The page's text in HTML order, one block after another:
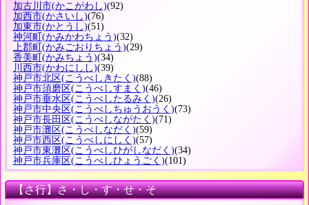
加古川市(かこがわし)(92)
加西市(かさいし)(76)
加東市(かとうし)(51)
神河町 (かみかわちょう)(32)
上郡町 (かみごおりちょう)(29)
香美町 (かみちょう)(34)
川西市(かわにしし)(39)
神戸市北区(こうべしきたく)(88)
神戸市須磨区(こうべしすまく)(46)
神戸市垂水区(こうべしたるみく)(26)
神戸市中央区(こうべしちゅうおうく)(73)
神戸市長田区(こうべしながたく)(71)
神戸市灘区(こうべしなだく)(59)
神戸市西区(こうべしにしく)(57)
神戸市東灘区(こうべしひがしなだく)(34)
神戸市兵庫区(こうべしひょうごく)(101)
【さ行】さ・し・す・せ・そ